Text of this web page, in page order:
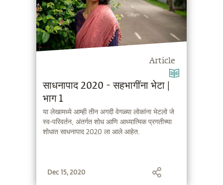
Article
साधनापाद 2020 - सहभागींना भेटा |
भाग 1
या लेखामध्ये आम्ही तीन अगदी वेगळ्या लोकांना भेटलो जे
स्व-परिवर्तन, अंतर्गत शोध आणि आध्यात्मिक प्रगतीच्या
शोधात साधनापाद 2020 ला आले आहेत.
Dec 15, 2020